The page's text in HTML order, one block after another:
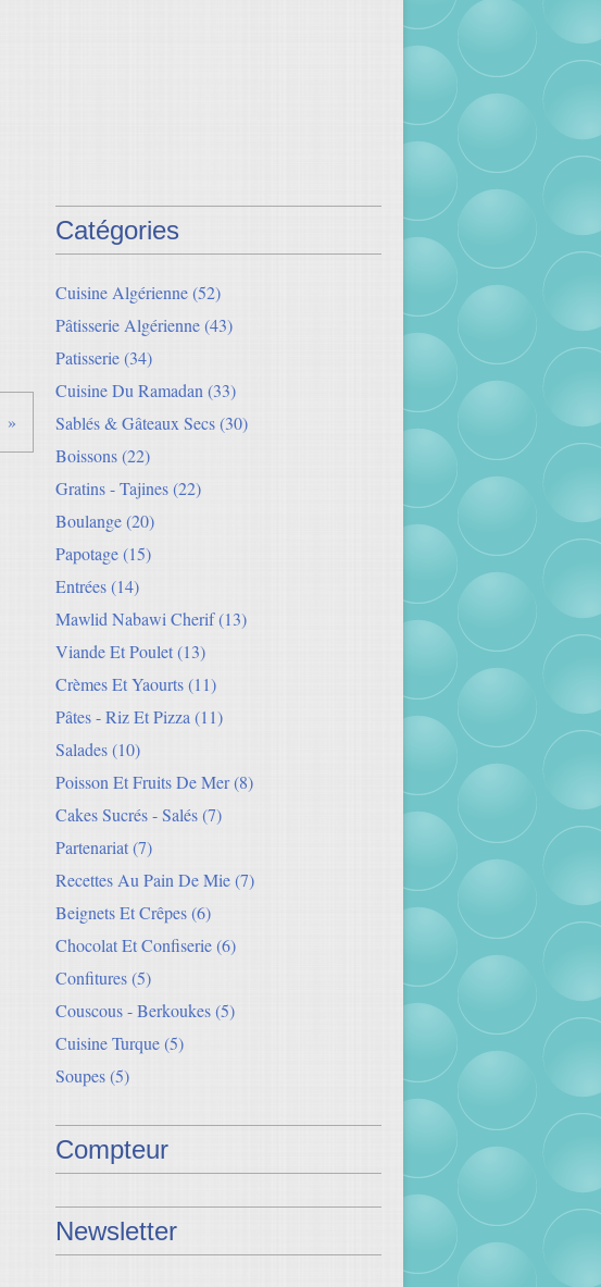
Catégories
Cuisine Algérienne(52)
Pâtisserie Algérienne(43)
Patisserie(34)
Cuisine Du Ramadan (33)
Sablés & Gâteaux Secs(30)
Boissons(22)
Gratins - Tajines(22)
Boulange(20)
Papotage(15)
Entrées(14)
Mawlid Nabawi Cherif(13)
Viande Et Poulet(13)
Crèmes Et Yaourts(11)
Pâtes - Riz Et Pizza (11)
Salades(10)
Poisson Et Fruits De Mer(8)
Cakes Sucrés - Salés(7)
Partenariat(7)
Recettes Au Pain De Mie(7)
Beignets Et Crêpes(6)
Chocolat Et Confiserie(6)
Confitures(5)
Couscous - Berkoukes(5)
Cuisine Turque(5)
Soupes(5)
Compteur
Newsletter